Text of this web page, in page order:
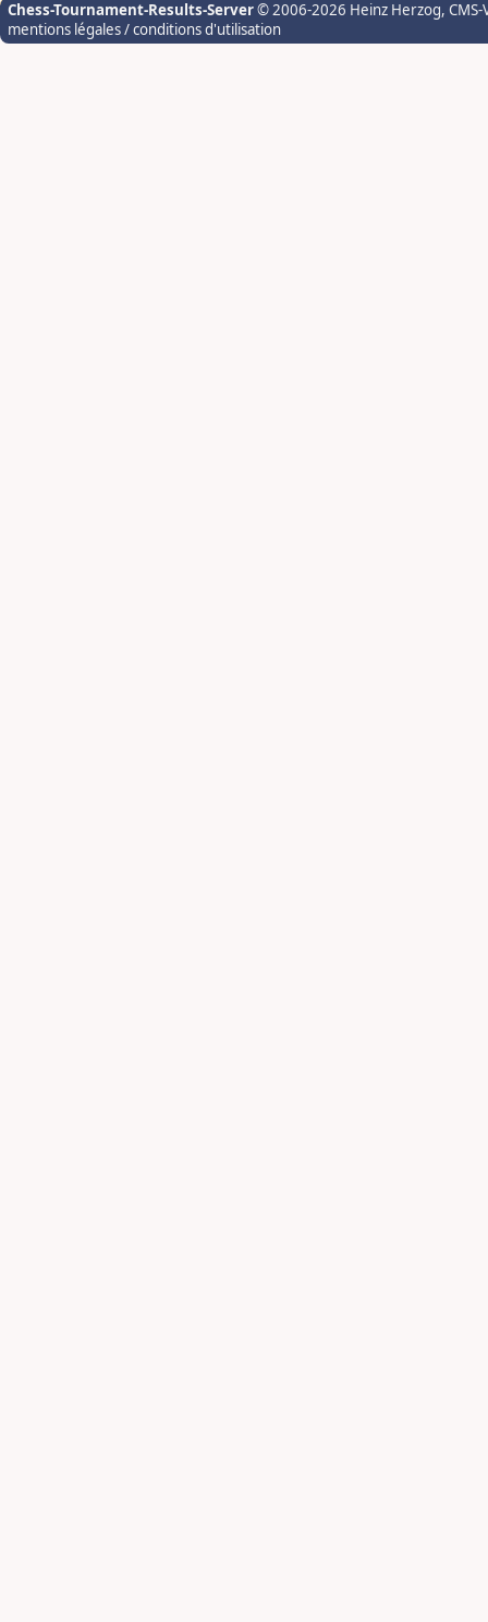
Chess-Tournament-Results-Server© 2006-2026 Heinz Herzog,
mentions légales / conditions d'utilisation